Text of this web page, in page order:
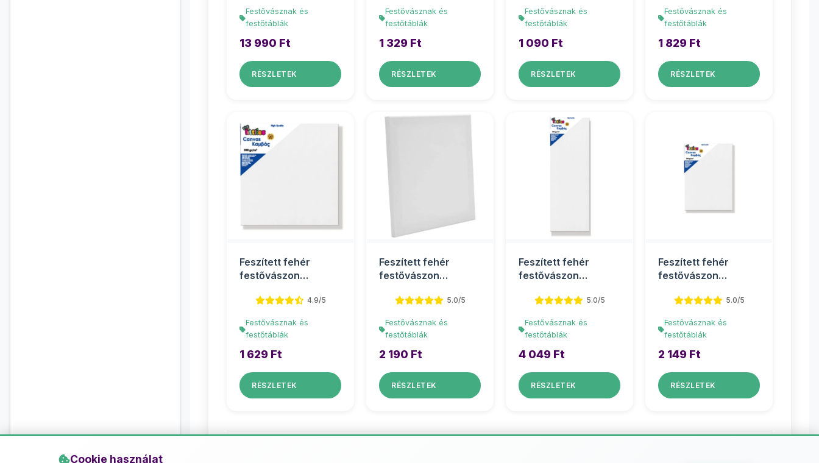
Cookie használat
Festővásznak és
festőtáblák
13 990 Ft
RÉSZLETEK
Festővásznak és
festőtáblák
1 329 Ft
RÉSZLETEK
Festővásznak és
festőtáblák
1 090 Ft
RÉSZLETEK
Festővásznak és
festőtáblák
1 829 Ft
RÉSZLETEK
Feszített fehér
festővászon
4.9/5
Festővásznak és
festőtáblák
1 629 Ft
RÉSZLETEK
Feszített fehér
festővászon
5.0/5
Festővásznak és
festőtáblák
2 190 Ft
RÉSZLETEK
Feszített fehér
festővászon
5.0/5
Festővásznak és
festőtáblák
4 049 Ft
RÉSZLETEK
Feszített fehér
festővászon
5.0/5
Festővásznak és
festőtáblák
2 149 Ft
RÉSZLETEK